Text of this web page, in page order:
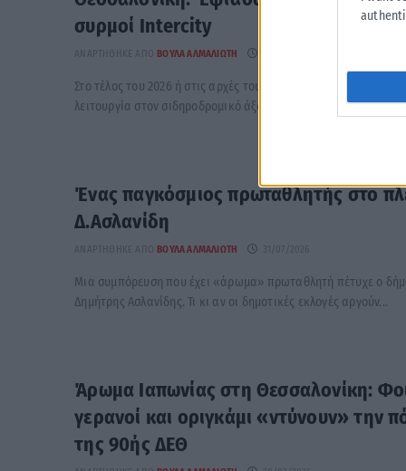
συρμοί Intercity
ΑΝΑΡΤΉΘΗΚΕ ΑΠΌ ΒΟΎΛΑ ΑΛΜΑΛΙΏΤΗ
Στο τέλος του 2026 ή στις αρχές του 2027 αναμένεται να
λειτουργία στον σιδηροδρομικό άξονα Αθήνας-Θεσσαλονίκης
Ένας παγκόσμιος πρωταθλητής στο
Δ.Ασλανίδη
ΑΝΑΡΤΉΘΗΚΕ ΑΠΌ ΒΟΎΛΑ ΑΛΜΑΛΙΏΤΗ 31/07/2026
Μια συμπόρευση που έχει «άρωμα» πρωταθλητή πέτυχε ο
Δημήτρης Ασλανίδης. Τι κι αν οι δημοτικές εκλογές αργούν...
Άρωμα Ιαπωνίας στη Θεσσαλονίκη:
γερανοί και οριγκάμι «ντύνουν» την
της 90ής ΔΕΘ